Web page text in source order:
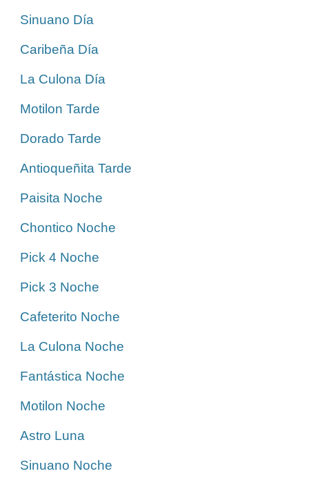
Sinuano Día
Caribeña Día
La Culona Día
Motilon Tarde
Dorado Tarde
Antioqueñita Tarde
Paisita Noche
Chontico Noche
Pick 4 Noche
Pick 3 Noche
Cafeterito Noche
La Culona Noche
Fantástica Noche
Motilon Noche
Astro Luna
Sinuano Noche